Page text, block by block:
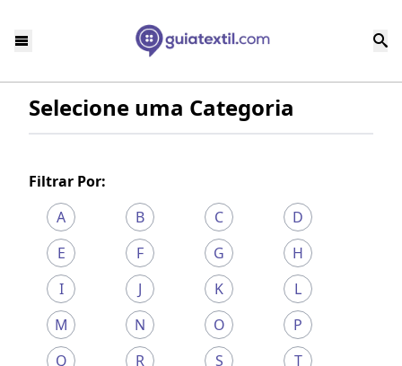
Selecione uma Categoria
Filtrar Por:
A
B C
D
E
F G
H
I
J K
L
M
N O
P
Q
R S
T